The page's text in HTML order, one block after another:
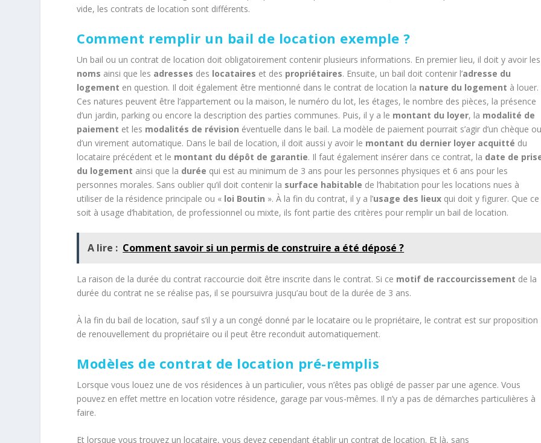
vide, les contrats de location sont différents.
Comment remplir un bail de location exemple ?
Un bail ou un contrat de location doit obligatoirement contenir plusieurs informations. En premier lieu, il doit y avoir les
noms ainsi que les adresses des locataires et des propriétaires. Ensuite, un bail doit contenir l’adresse du
logement en question. Il doit également être mentionné dans le contrat de location la nature du logement à louer.
Ces natures peuvent être l’appartement ou la maison, le numéro du lot, les étages, le nombre des pièces, la présence
d’un jardin, parking ou encore la description des parties communes. Puis, il y a le montant du loyer, la modalité de
paiement et les modalités de révision éventuelle dans le bail. La modèle de paiement pourrait s’agir d’un chèque
d’un virement automatique. Dans le bail de location, il doit aussi y avoir le montant du dernier loyer acquitté du
locataire précédent et le montant du dépôt de garantie. Il faut également insérer dans ce contrat, la date de
du logement ainsi que la durée qui est au minimum de 3 ans pour les personnes physiques et 6 ans pour les
personnes morales. Sans oublier qu’il doit contenir la surface habitable de l’habitation pour les locations nues à
utiliser de la résidence principale ou « loi Boutin ». À la fin du contrat, il y a l’usage des lieux qui doit y figurer. Que ce
soit à usage d’habitation, de professionnel ou mixte, ils font partie des critères pour remplir un bail de location.
A lire : Comment savoir si un permis de construire a été déposé ?
La raison de la durée du contrat raccourcie doit être inscrite dans le contrat. Si ce motif de raccourcissement de la
durée du contrat ne se réalise pas, il se poursuivra jusqu’au bout de la durée de 3 ans.
À la fin du bail de location, sauf s’il y a un congé donné par le locataire ou le propriétaire, le contrat est sur proposition
de renouvellement du propriétaire ou il peut être reconduit automatiquement.
Modèles de contrat de location pré-remplis
Lorsque vous louez une de vos résidences à un particulier, vous n’êtes pas obligé de passer par une agence. Vous
pouvez en effet mettre en location votre résidence, garage par vous-mêmes. Il n’y a pas de démarches particulières à
faire.
Et lorsque vous trouvez un locataire, vous devez cependant établir un contrat de location. Et là, sans